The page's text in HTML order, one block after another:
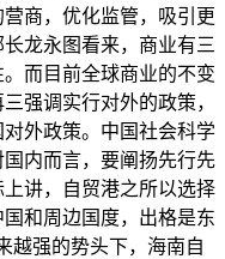
商，优化监管，吸引更
龙永图看来，商业有三
而目前全球商业的不变
强调实行对外的政策，
外政策。中国社会科学
内而言，要阐扬先行先
讲，自贸港之所以选择
和周边国度，出格是东
越强的势头下，海南自